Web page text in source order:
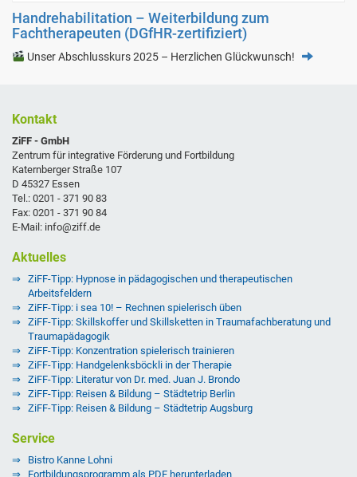
Handrehabilitation – Weiterbildung zum
Fachtherapeuten (DGfHR-zertifiziert)
Unser Abschlusskurs 2025 – Herzlichen Glückwunsch!
Kontakt
ZiFF - GmbH
Zentrum für integrative Förderung und Fortbildung
Katernberger Straße 107
D 45327 Essen
Tel.: 0201 - 371 90 83
Fax: 0201 - 371 90 84
E-Mail: info@ziff.de
Aktuelles
ZiFF-Tipp: Hypnose in pädagogischen und therapeutischen
Arbeitsfeldern
ZiFF-Tipp: i sea 10! – Rechnen spielerisch üben
ZiFF-Tipp: Skillskoffer und Skillsketten in Traumafachberatung und
Traumapädagogik
ZiFF-Tipp: Konzentration spielerisch trainieren
ZiFF-Tipp: Handgelenksböckli in der Therapie
ZiFF-Tipp: Literatur von Dr. med. Juan J. Brondo
ZiFF-Tipp: Reisen & Bildung – Städtetrip Berlin
ZiFF-Tipp: Reisen & Bildung – Städtetrip Augsburg
Service
Bistro Kanne Lohni
Fortbildungsprogramm als PDF herunterladen